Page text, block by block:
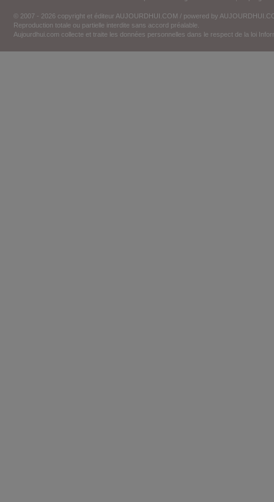
© 2007 - 2026 copyright et éditeur AUJOURDHUI.COM / powered by
Reproduction totale ou partielle interdite sans accord préalable.
Aujourdhui.com collecte et traite les données personnelles dans le respect de la loi